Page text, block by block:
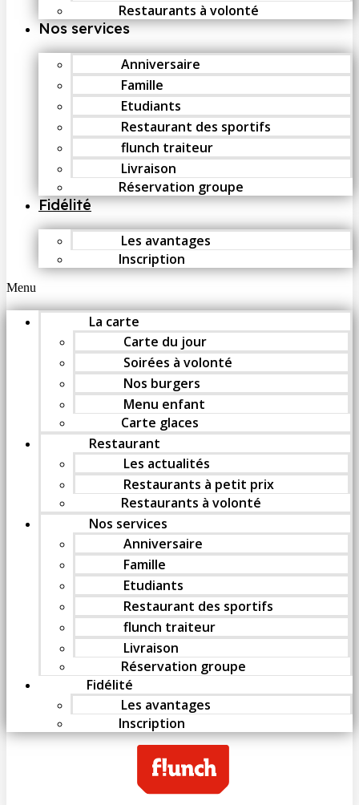
Restaurants à volonté
Nos services
Anniversaire
Famille
Etudiants
Restaurant des sportifs
flunch traiteur
Livraison
Réservation groupe
Fidélité
Les avantages
Inscription
Menu
La carte
Carte du jour
Soirées à volonté
Nos burgers
Menu enfant
Carte glaces
Restaurant
Les actualités
Restaurants à petit prix
Restaurants à volonté
Nos services
Anniversaire
Famille
Etudiants
Restaurant des sportifs
flunch traiteur
Livraison
Réservation groupe
Fidélité
Les avantages
Inscription